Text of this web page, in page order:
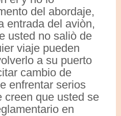
del abordaje,
entrada del aviòn,
usted no saliò de
viaje pueden
a su puerto
cambio de
enfrentar serios
creen que usted se
en